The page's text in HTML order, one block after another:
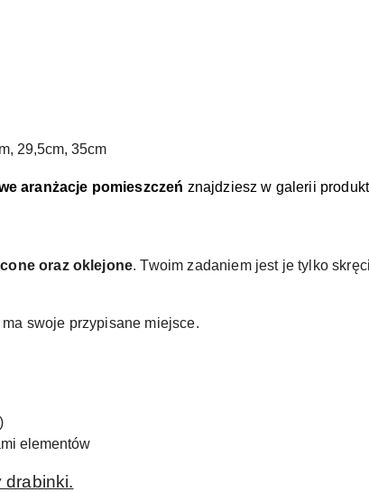
29,5cm, 35cm
aranżacje pomieszczeń znajdziesz w galerii
oraz oklejone. Twoim zadaniem jest je tylko
swoje przypisane miejsce.
elementów
drabinki.